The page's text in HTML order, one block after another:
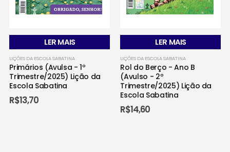
LER MAIS
LIÇÕES DA ESCOLA SABATINA
Primários (Avulsa - 1º
Trimestre/2025) Lição da
Escola Sabatina
R$13,70
LER MAIS
LIÇÕES DA ESCOLA SABATINA
Rol do Berço - Ano B
(Avulso - 2º
Trimestre/2025) Lição da
Escola Sabatina
R$14,60